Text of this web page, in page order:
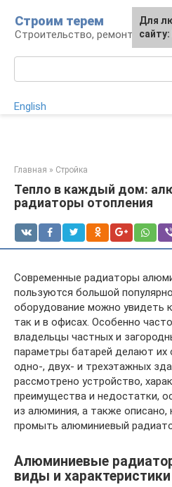
контенту
Строим терем
Строительство, ремонт,
English
Главная » Стройка
Тепло в каждый дом:
радиаторы отопления
Современные радиаторы
пользуются большой
оборудование можно увидеть
так и в офисах. Особенно
владельцы частных и
параметры батарей делают их
одно-, двух- и трехэтажных
рассмотрено устройство,
преимущества и недостатки,
из алюминия, а также описано,
промыть алюминиевый
Алюминиевые
виды и характеристики
Для